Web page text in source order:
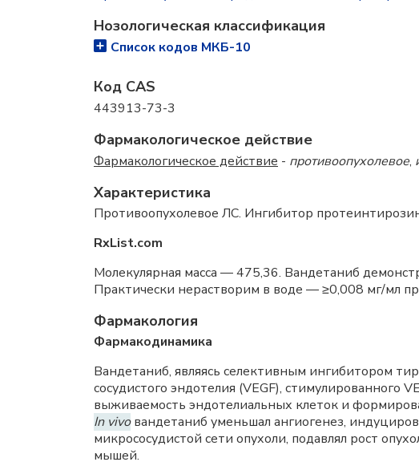
Нозологическая классификация
Список кодов МКБ-10
Код CAS
443913-73-3
Фармакологическое действие
Фармакологическое действие - противоопухолевое,
Характеристика
Противоопухолевое ЛС. Ингибитор
RxList.com
Молекулярная масса — 475,36. Вандетаниб
Практически нерастворим в воде — ≥0,008 мг/мл
Фармакология
Фармакодинамика
Вандетаниб, являясь селективным ингибитором
сосудистого эндотелия (VEGF),
выживаемость эндотелиальных клеток и
In vivoвандетаниб уменьшал ангиогенез,
микрососудистой сети опухоли, подавлял рост
мышей.